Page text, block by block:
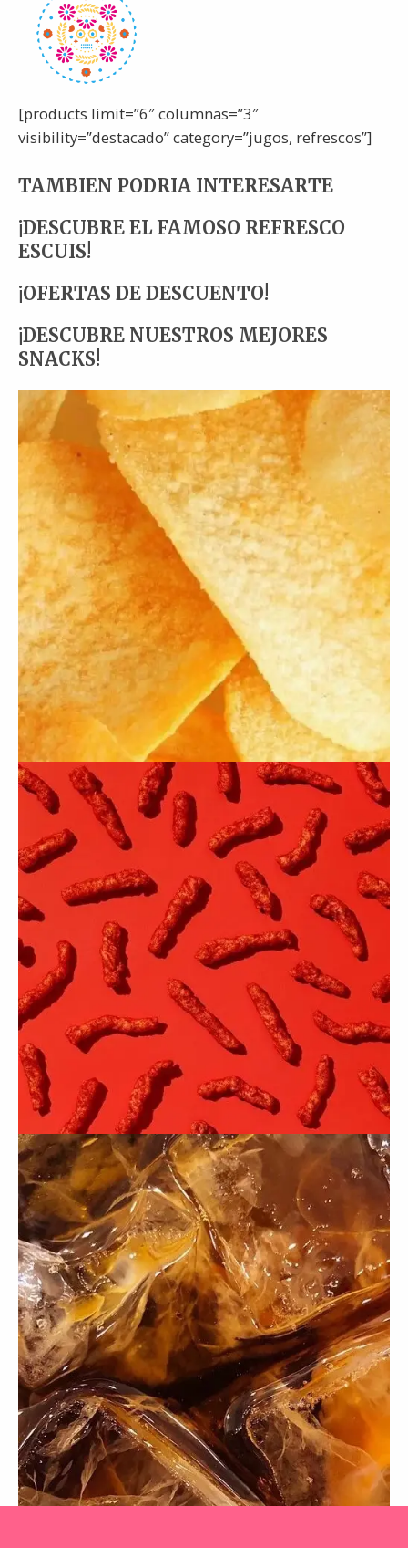
[products limit=”6″ columnas=”3″
visibility=”destacado” category=”jugos, refrescos”]
TAMBIEN PODRIA INTERESARTE
¡DESCUBRE EL FAMOSO REFRESCO
ESCUIS!
¡OFERTAS DE DESCUENTO!
¡DESCUBRE NUESTROS MEJORES
SNACKS!